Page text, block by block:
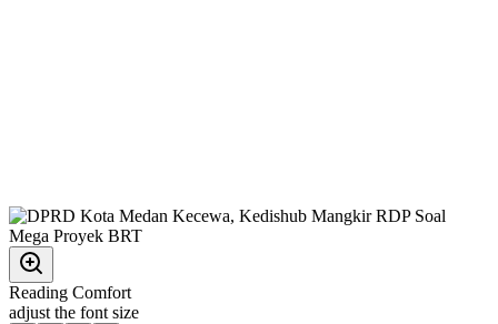
Reading Comfort
adjust the font size